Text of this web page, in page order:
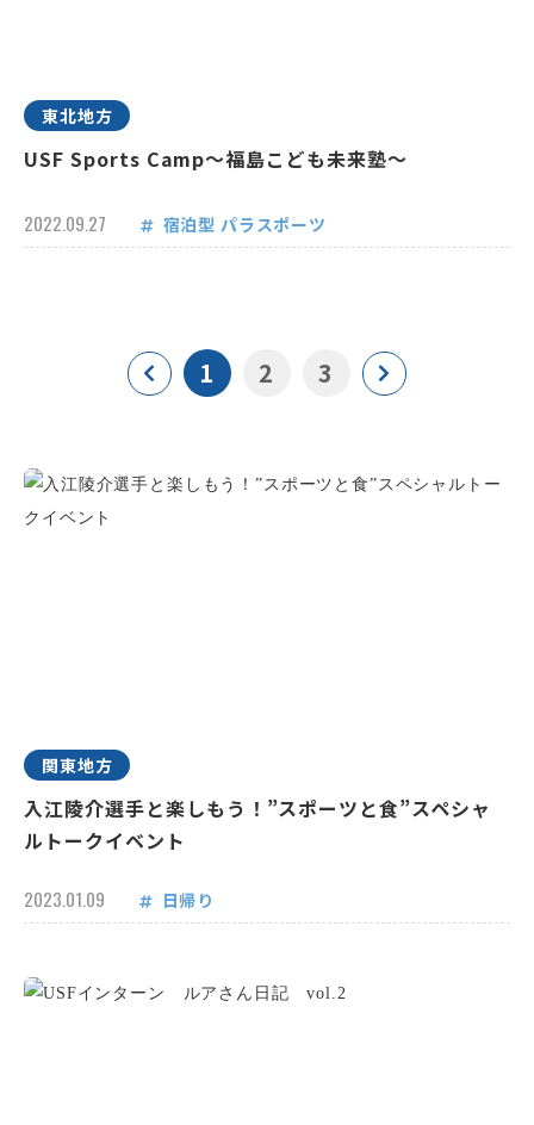
東北地方
USF Sports Camp～福島こども未来塾～
2022.09.27 宿泊型 パラスポーツ
1 2 3
関東地方
入江陵介選手と楽しもう！”スポーツと食”スペシャ
ルトークイベント
2023.01.09 日帰り